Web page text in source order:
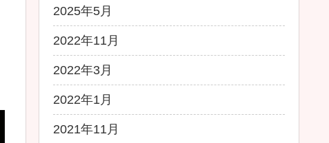
2025年5月
2022年11月
2022年3月
2022年1月
2021年11月